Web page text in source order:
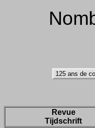
Revue
Tijdschrift